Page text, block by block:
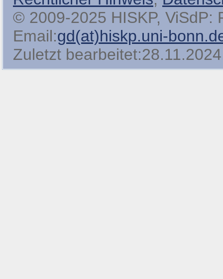
© 2009-2025 HISKP, ViSdP:
Email:gd(at)hiskp.uni-
Zuletzt